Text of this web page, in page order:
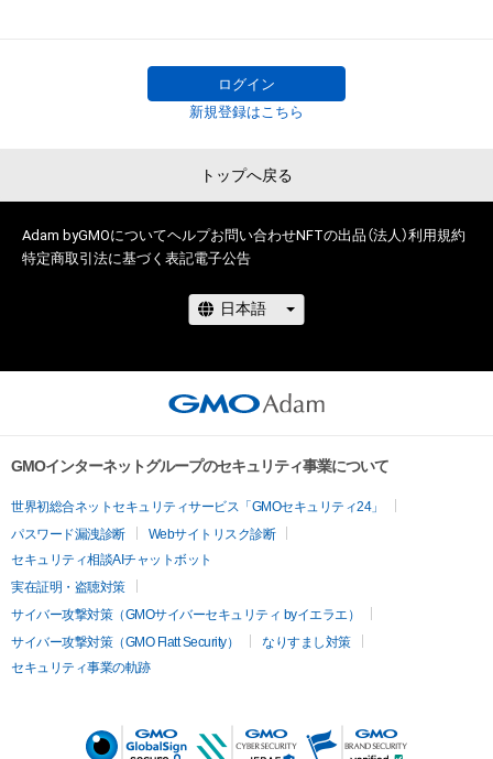
ログイン
新規登録はこちら
トップへ戻る
Adam byGMOについてヘルプお問い合わせNFTの出品（法人）利用規約
特定商取引法に基づく表記電子公告
GMOインターネットグループのセキュリティ事業について
世界初総合ネットセキュリティサービス「GMOセキュリティ24」
パスワード漏洩診断
Webサイトリスク診断
セキュリティ相談AIチャットボット
実在証明・盗聴対策
サイバー攻撃対策（GMOサイバーセキュリティ byイエラエ）
サイバー攻撃対策（GMO Flatt Security）
なりすまし対策
セキュリティ事業の軌跡